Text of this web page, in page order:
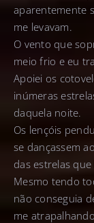
aparentemente
me levavam.
O vento que
meio frio e eu
Apoiei os
inúmeras
daquela noite.
Os lençóis
se dançassem
das estrelas
Mesmo tendo
não conseguia
me